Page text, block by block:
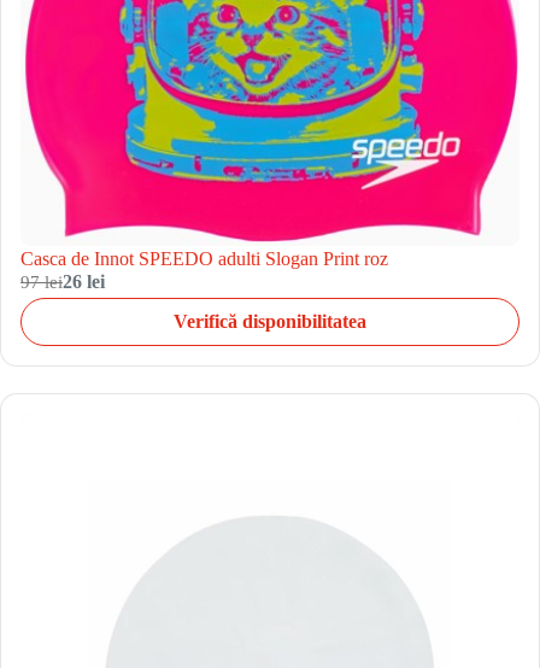
Casca de Innot SPEEDO adulti Slogan Print roz
97 lei26 lei
Verifică disponibilitatea